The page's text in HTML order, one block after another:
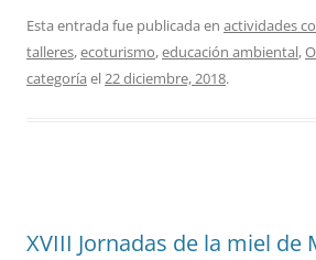
Esta entrada fue publicada en actividades
talleres,ecoturismo,educación ambiental,
categoría el22 diciembre, 2018.
XVIII Jornadas de la miel de